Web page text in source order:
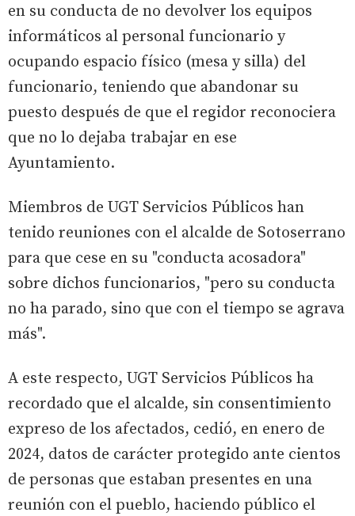
en su conducta de no devolver los equipos
informáticos al personal funcionario y
ocupando espacio físico (mesa y silla) del
funcionario, teniendo que abandonar su
puesto después de que el regidor reconociera
que no lo dejaba trabajar en ese
Ayuntamiento.
Miembros de UGT Servicios Públicos han
tenido reuniones con el alcalde de Sotoserrano
para que cese en su "conducta acosadora"
sobre dichos funcionarios, "pero su conducta
no ha parado, sino que con el tiempo se agrava
más".
A este respecto, UGT Servicios Públicos ha
recordado que el alcalde, sin consentimiento
expreso de los afectados, cedió, en enero de
2024, datos de carácter protegido ante cientos
de personas que estaban presentes en una
reunión con el pueblo, haciendo público el